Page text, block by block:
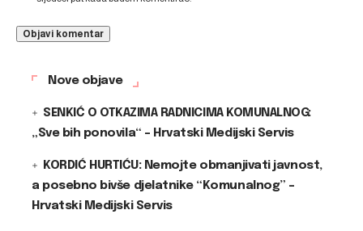
Nove objave
SENKIĆ O OTKAZIMA RADNICIMA KOMUNALNOG:
„Sve bih ponovila“ – Hrvatski Medijski Servis
KORDIĆ HURTIĆU: Nemojte obmanjivati javnost,
a posebno bivše djelatnike “Komunalnog” –
Hrvatski Medijski Servis